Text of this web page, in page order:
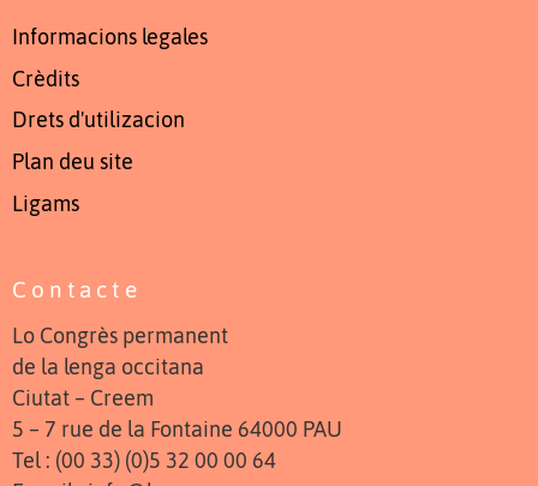
Informacions legales
Crèdits
Drets d'utilizacion
Plan deu site
Ligams
Contacte
Lo Congrès permanent
de la lenga occitana
Ciutat – Creem
5 – 7 rue de la Fontaine 64000 PAU
Tel : (00 33) (0)5 32 00 00 64